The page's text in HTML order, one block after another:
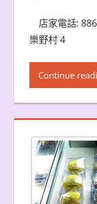
店家電話:
樂野村 4
Continue